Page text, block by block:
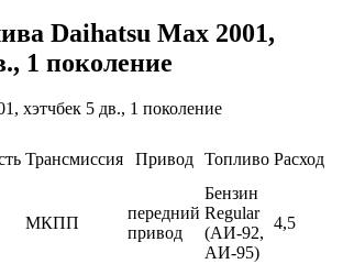
Daihatsu Max 2001,
1 поколение
Трансмиссия Привод Топливо Расход
МКПП
передний
привод
Бензин
Regular
(АИ-92,
АИ-95)
4,5